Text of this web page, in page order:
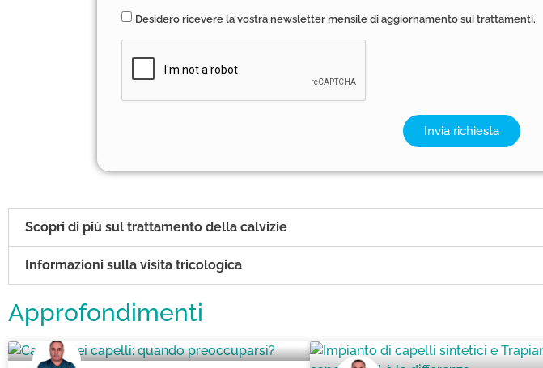
Desidero ricevere la vostra newsletter mensile di aggiornamento sui trattamenti.
Invia richiesta
Scopri di più sul trattamento della calvizie
Informazioni sulla visita tricologica
Approfondimenti